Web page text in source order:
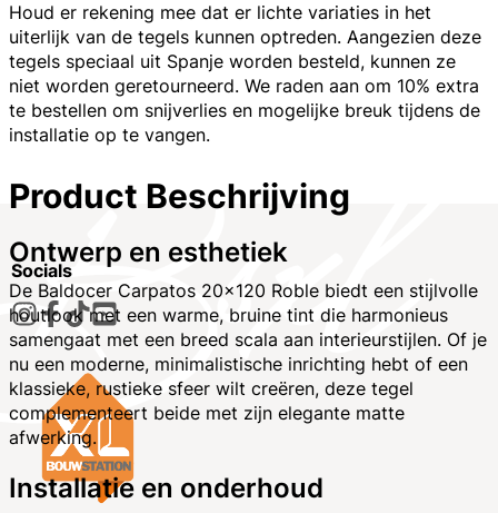
Houd er rekening mee dat er lichte variaties in het
uiterlijk van de tegels kunnen optreden. Aangezien deze
tegels speciaal uit Spanje worden besteld, kunnen ze
niet worden geretourneerd. We raden aan om 10% extra
te bestellen om snijverlies en mogelijke breuk tijdens de
installatie op te vangen.
Product Beschrijving
Ontwerp en esthetiek
De Baldocer Carpatos 20x120 Roble biedt een stijlvolle
houtlook met een warme, bruine tint die harmonieus
samengaat met een breed scala aan interieurstijlen. Of je
nu een moderne, minimalistische inrichting hebt of een
klassieke, rustieke sfeer wilt creëren, deze tegel
complementeert beide met zijn elegante matte
afwerking.
Installatie en onderhoud
Socials